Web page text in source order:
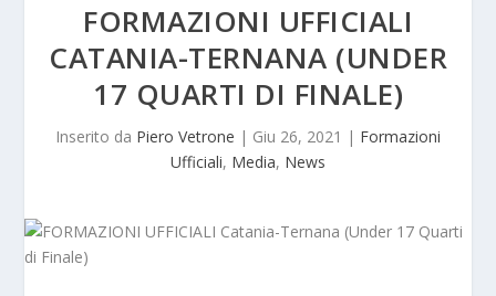
FORMAZIONI UFFICIALI
CATANIA-TERNANA (UNDER
17 QUARTI DI FINALE)
Inserito da Piero Vetrone | Giu 26, 2021 | Formazioni
Ufficiali, Media, News